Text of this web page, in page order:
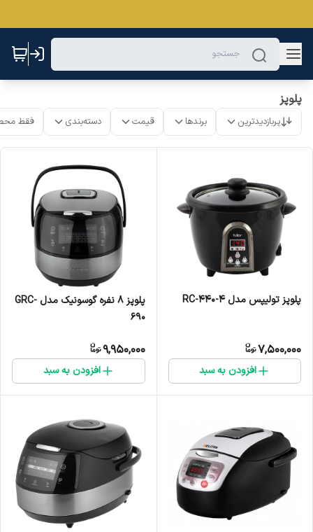
پلوپز
پربازدیدترین برندها قیمت دسته‌بندی فقط
پلوپز تولیپس مدل RC-440-4
7,500,000
افزودن به سبد
پلوپز 8 نفره گوسونیک مدل GRC-
690
9,950,000
افزودن به سبد